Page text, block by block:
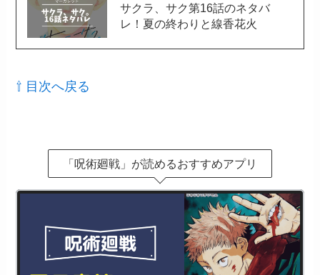
サクラ、サク第16話のネタバ
レ！夏の終わりと線香花火
⇧ 目次へ戻る
「呪術廻戦」が読めるおすすめアプリ